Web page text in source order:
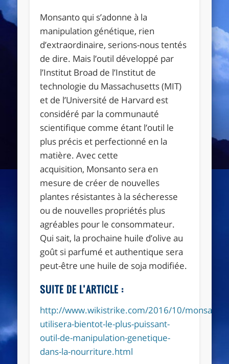
Monsanto qui s’adonne à la
manipulation génétique, rien
d’extraordinaire, serions-nous tentés
de dire. Mais l’outil développé par
l’Institut Broad de l’Institut de
technologie du Massachusetts (MIT)
et de l’Université de Harvard est
considéré par la communauté
scientifique comme étant l’outil le
plus précis et perfectionné en la
matière. Avec cette
acquisition, Monsanto sera en
mesure de créer de nouvelles
plantes résistantes à la sécheresse
ou de nouvelles propriétés plus
agréables pour le consommateur.
Qui sait, la prochaine huile d’olive au
goût si parfumé et authentique sera
peut-être une huile de soja modifiée.
SUITE DE L’ARTICLE :
http://www.wikistrike.com/2016/10/monsanto-
utilisera-bientot-le-plus-puissant-
outil-de-manipulation-genetique-
dans-la-nourriture.html